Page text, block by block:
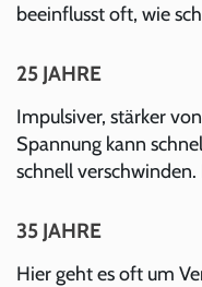
beeinflusst oft, wie
25 JAHRE
Impulsiver, stärker
Spannung kann
schnell verschwinden.
35 JAHRE
Hier geht es oft um